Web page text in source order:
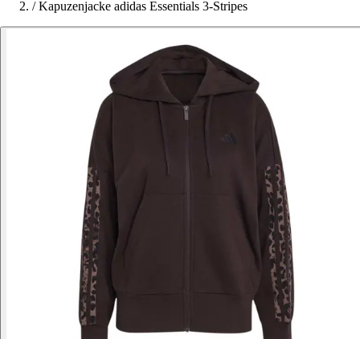
/ Kapuzenjacke adidas Essentials 3-Stripes